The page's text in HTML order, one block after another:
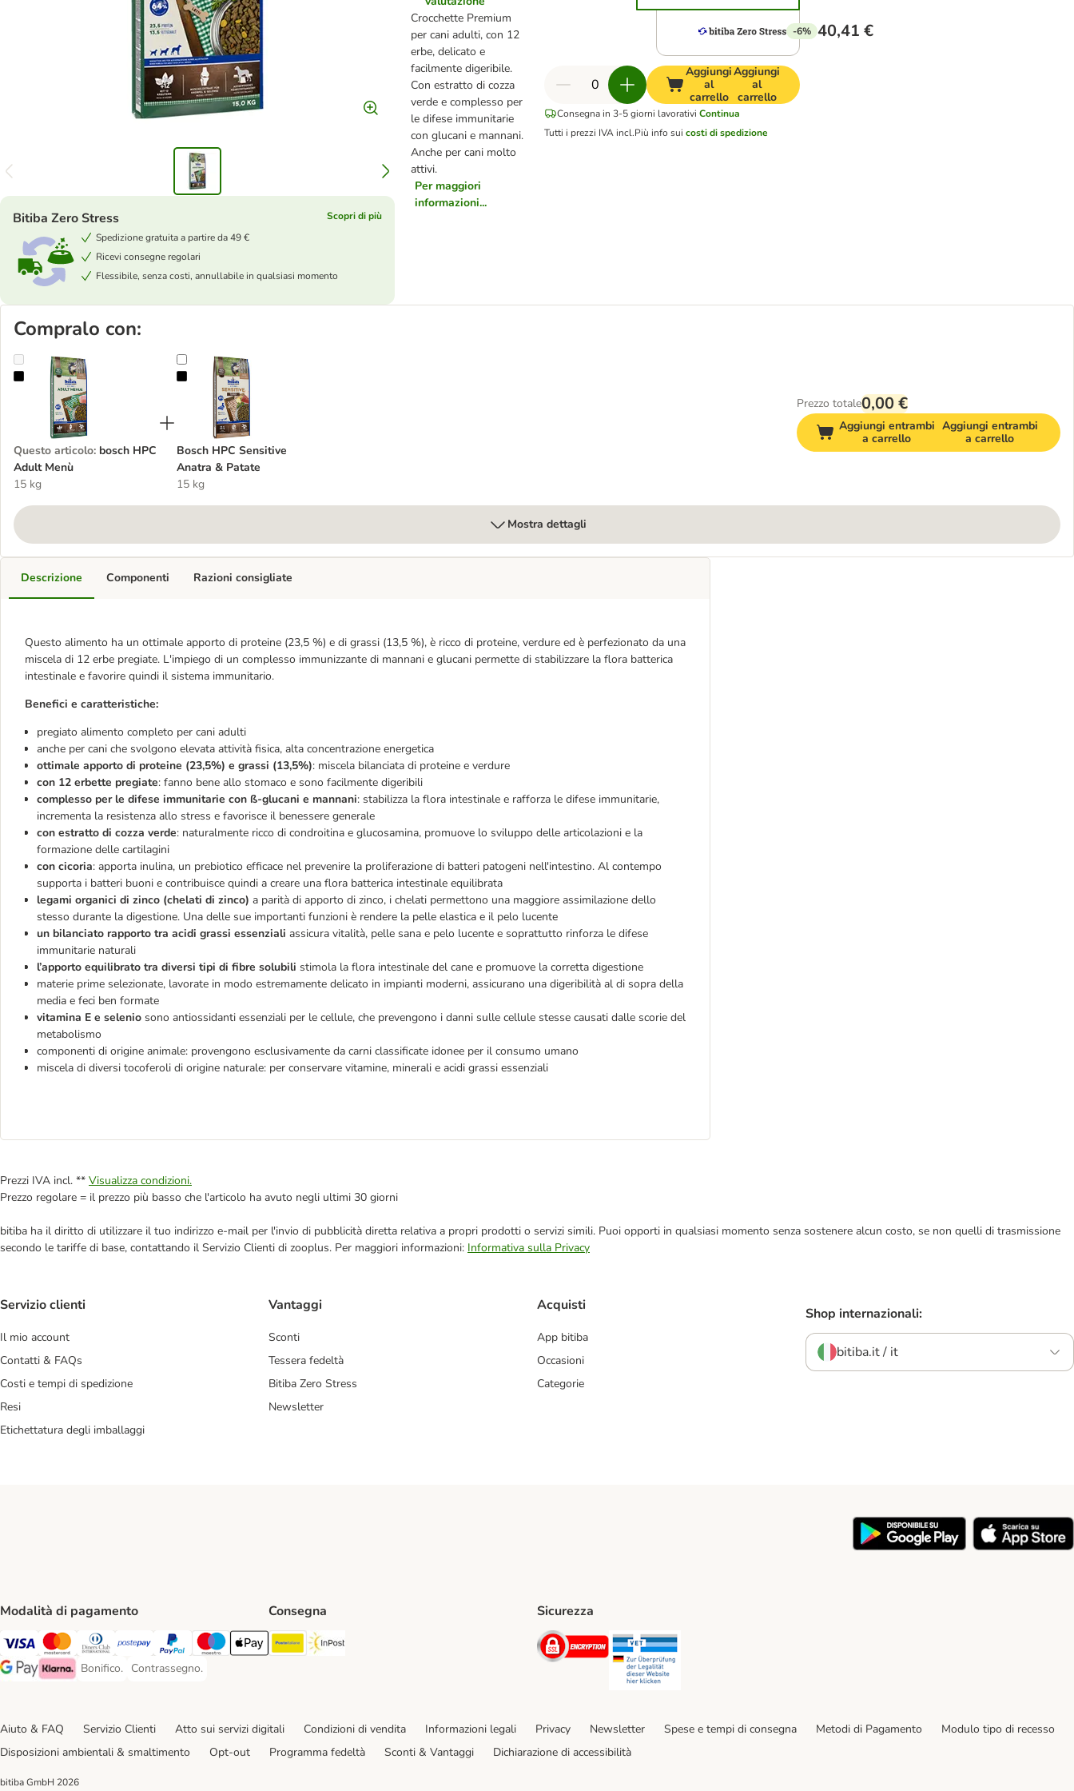
Crocchette Premium
per cani adulti, con 12
erbe, delicato e
facilmente digeribile.
Con estratto di cozza
verde e complesso per
le difese immunitarie
con glucani e mannani.
Anche per cani molto
attivi.
Per maggiori
informazioni...
Bitiba Zero Stress
Scopri di più
Spedizione gratuita a partire da 49 €
Ricevi consegne regolari
Flessibile, senza costi, annullabile in qualsiasi momento
-6% 40,41 €
Aggiungi
al
carrello
Aggiungi
al
carrello
Consegna in 3-5 giorni lavorativi Continua
Tutti i prezzi IVA incl.Più info suicosti di spedizione
Compralo con:
bosch HPC Adult Menù
Questo articolo: bosch HPC
Adult Menù
15 kg
Bosch HPC Sensitive Anatra & Patate
Bosch HPC Sensitive
Anatra & Patate
15 kg
Prezzo totale0,00 €
Aggiungi entrambi
a carrello
Aggiungi entrambi
a carrello
Mostra dettagli
Descrizione
Questo alimento ha un ottimale apporto di proteine (23,5 %) e di grassi (13,5 %), è ricco di proteine, verdure ed è perfezionato da una
miscela di 12 erbe pregiate. L'impiego di un complesso immunizzante di mannani e glucani permette di stabilizzare la flora batterica
intestinale e favorire quindi il sistema immunitario.
Benefici e caratteristiche:
pregiato alimento completo per cani adulti
anche per cani che svolgono elevata attività fisica, alta concentrazione energetica
ottimale apporto di proteine (23,5%) e grassi (13,5%): miscela bilanciata di proteine e verdure
con 12 erbette pregiate: fanno bene allo stomaco e sono facilmente digeribili
complesso per le difese immunitarie con ß-glucani e mannani: stabilizza la flora intestinale e rafforza le difese immunitarie,
incrementa la resistenza allo stress e favorisce il benessere generale
con estratto di cozza verde: naturalmente ricco di condroitina e glucosamina, promuove lo sviluppo delle articolazioni e la
formazione delle cartilagini
con cicoria: apporta inulina, un prebiotico efficace nel prevenire la proliferazione di batteri patogeni nell'intestino. Al contempo
supporta i batteri buoni e contribuisce quindi a creare una flora batterica intestinale equilibrata
legami organici di zinco (chelati di zinco) a parità di apporto di zinco, i chelati permettono una maggiore assimilazione dello
stesso durante la digestione. Una delle sue importanti funzioni è rendere la pelle elastica e il pelo lucente
un bilanciato rapporto tra acidi grassi essenziali assicura vitalità, pelle sana e pelo lucente e soprattutto rinforza le difese
immunitarie naturali
l’apporto equilibrato tra diversi tipi di fibre solubili stimola la flora intestinale del cane e promuove la corretta digestione
materie prime selezionate, lavorate in modo estremamente delicato in impianti moderni, assicurano una digeribilità al di sopra della
media e feci ben formate
vitamina E e selenio sono antiossidanti essenziali per le cellule, che prevengono i danni sulle cellule stesse causati dalle scorie del
metabolismo
componenti di origine animale: provengono esclusivamente da carni classificate idonee per il consumo umano
miscela di diversi tocoferoli di origine naturale: per conservare vitamine, minerali e acidi grassi essenziali
Componenti Razioni consigliate
Prezzi IVA incl. ** Visualizza condizioni.
Prezzo regolare = il prezzo più basso che l'articolo ha avuto negli ultimi 30 giorni
bitiba ha il diritto di utilizzare il tuo indirizzo e-mail per l'invio di pubblicità diretta relativa a propri prodotti o servizi simili. Puoi opporti in qualsiasi momento senza sostenere alcun costo, se non quelli di trasmissione
secondo le tariffe di base, contattando il Servizio Clienti di zooplus. Per maggiori informazioni: Informativa sulla Privacy
Servizio clienti
Il mio account
Contatti & FAQs
Costi e tempi di spedizione
Resi
Etichettatura degli imballaggi
Vantaggi
Sconti
Tessera fedeltà
Bitiba Zero Stress
Newsletter
Acquisti
App bitiba
Occasioni
Categorie
Shop internazionali:
bitiba.it / it
Modalità di pagamento
Visa. Payment Method
Mastercard. Payment Method
Diners Club. Payment Method
Postepay. Payment Method
PayPal. Payment Method
Maestro. Payment Method
Apple pay. Payment Method
Google Pay Payment Method
Klarna Payment Method
Bonifico.
Bonifico. Payment Method
Contrassegno.
Contrassegno. Payment Method
Consegna
Poste Italiane. Shipping Method
Sicurezza
Security
Aiuto & FAQ Servizio Clienti Atto sui servizi digitali Condizioni di vendita Informazioni legali Privacy Newsletter Spese e tempi di consegna Metodi di Pagamento
Modulo tipo di recesso
Disposizioni ambientali & smaltimento
Opt-out Programma fedeltà Sconti & Vantaggi Dichiarazione di accessibilità
bitiba GmbH 2026